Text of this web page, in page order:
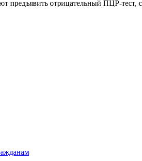
предъявить отрицательный ПЦР-